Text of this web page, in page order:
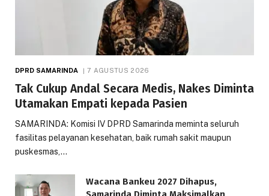
DPRD SAMARINDA 7 AGUSTUS 2026
Tak Cukup Andal Secara Medis, Nakes Diminta
Utamakan Empati kepada Pasien
SAMARINDA: Komisi IV DPRD Samarinda meminta seluruh
fasilitas pelayanan kesehatan, baik rumah sakit maupun
puskesmas,…
Wacana Bankeu 2027 Dihapus,